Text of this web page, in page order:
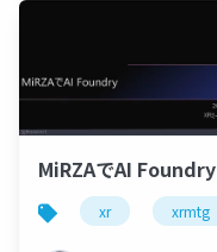
MiRZAでAI Foundry
xr xrmtg